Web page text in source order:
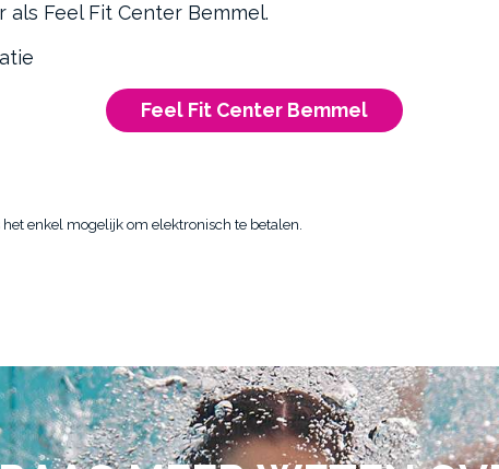
als Feel Fit Center Bemmel.
Feel Fit Center Bemmel
enkel mogelijk om elektronisch te betalen.